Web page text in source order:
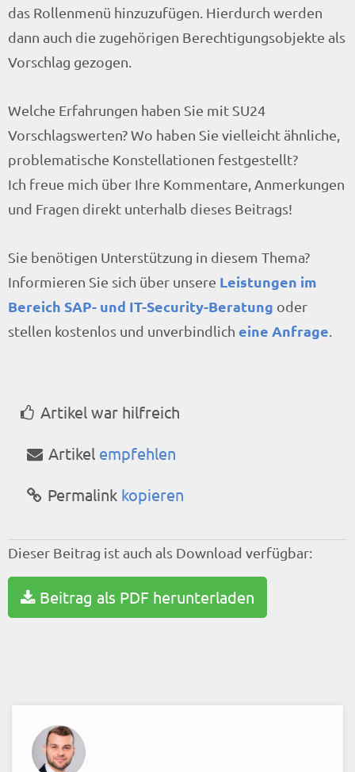
das Rollenmenü hinzuzufügen. Hierdurch werden
dann auch die zugehörigen Berechtigungsobjekte als
Vorschlag gezogen.
Welche Erfahrungen haben Sie mit SU24
Vorschlagswerten? Wo haben Sie vielleicht ähnliche,
problematische Konstellationen festgestellt?
Ich freue mich über Ihre Kommentare, Anmerkungen
und Fragen direkt unterhalb dieses Beitrags!
Sie benötigen Unterstützung in diesem Thema?
Informieren Sie sich über unsere Leistungen im
Bereich SAP- und IT-Security-Beratung oder
stellen kostenlos und unverbindlich eine Anfrage
Artikel war hilfreich
Artikel empfehlen
Permalink kopieren
Dieser Beitrag ist auch als Download verfügbar:
Beitrag als PDF herunterladen